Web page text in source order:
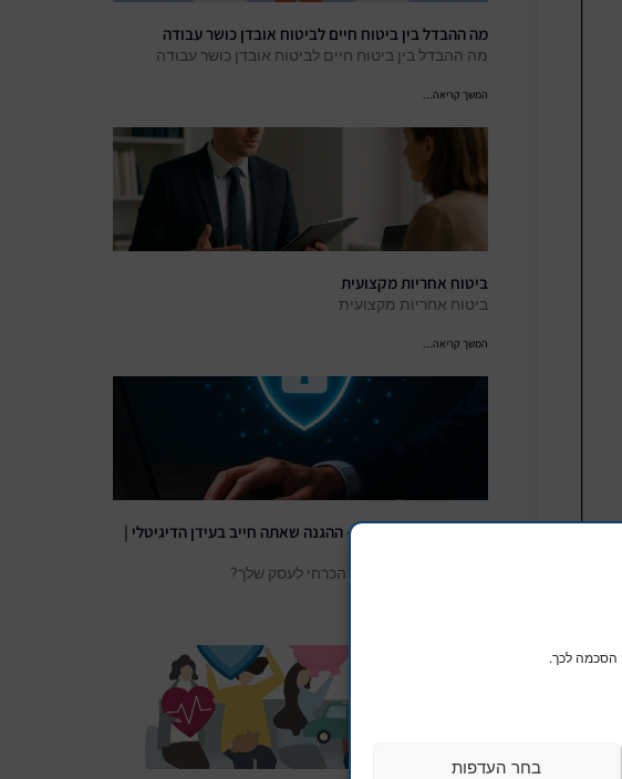
בחר העדפות
מה ההבדל בין ביטוח חיים לביטוח אובדן כושר עבודה
מה ההבדל בין ביטוח חיים לביטוח אובדן כושר עבודה
המשך קריאה...
ביטוח אחריות מקצועית
ביטוח אחריות מקצועית
המשך קריאה...
ביטוח סייבר לעסקים – ההגנה שאתה חייב בעידן הדיגיטלי |
האם ביטוח סייבר הוא הכרחי לעסק שלך?